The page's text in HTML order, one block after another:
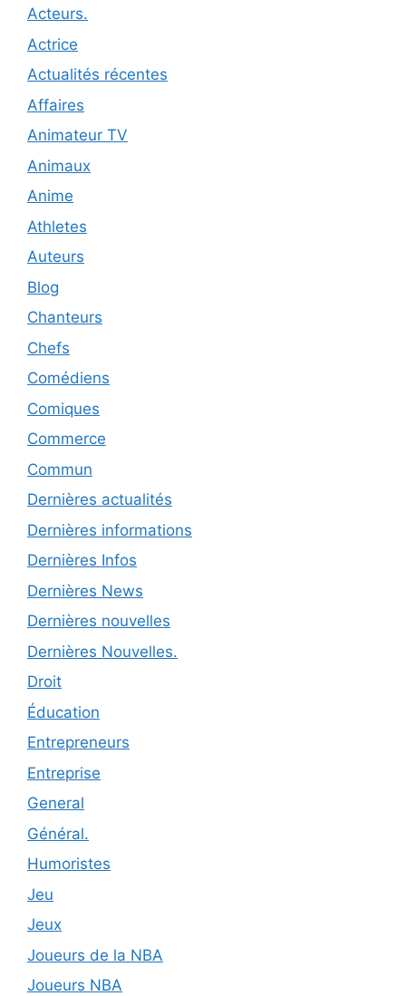
Acteurs.
Actrice
Actualités récentes
Affaires
Animateur TV
Animaux
Anime
Athletes
Auteurs
Blog
Chanteurs
Chefs
Comédiens
Comiques
Commerce
Commun
Dernières actualités
Dernières informations
Dernières Infos
Dernières News
Dernières nouvelles
Dernières Nouvelles.
Droit
Éducation
Entrepreneurs
Entreprise
General
Général.
Humoristes
Jeu
Jeux
Joueurs de la NBA
Joueurs NBA